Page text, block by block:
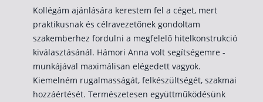
Kollégám ajánlására kerestem fel a céget, mert
praktikusnak és célravezetőnek gondoltam
szakemberhez fordulni a megfelelő hitelkonstrukció
kiválasztásánál. Hámori Anna volt segítségemre -
munkájával maximálisan elégedett vagyok.
Kiemelném rugalmasságát, felkészültségét, szakmai
hozzáértését. Természetesen együttműködésünk